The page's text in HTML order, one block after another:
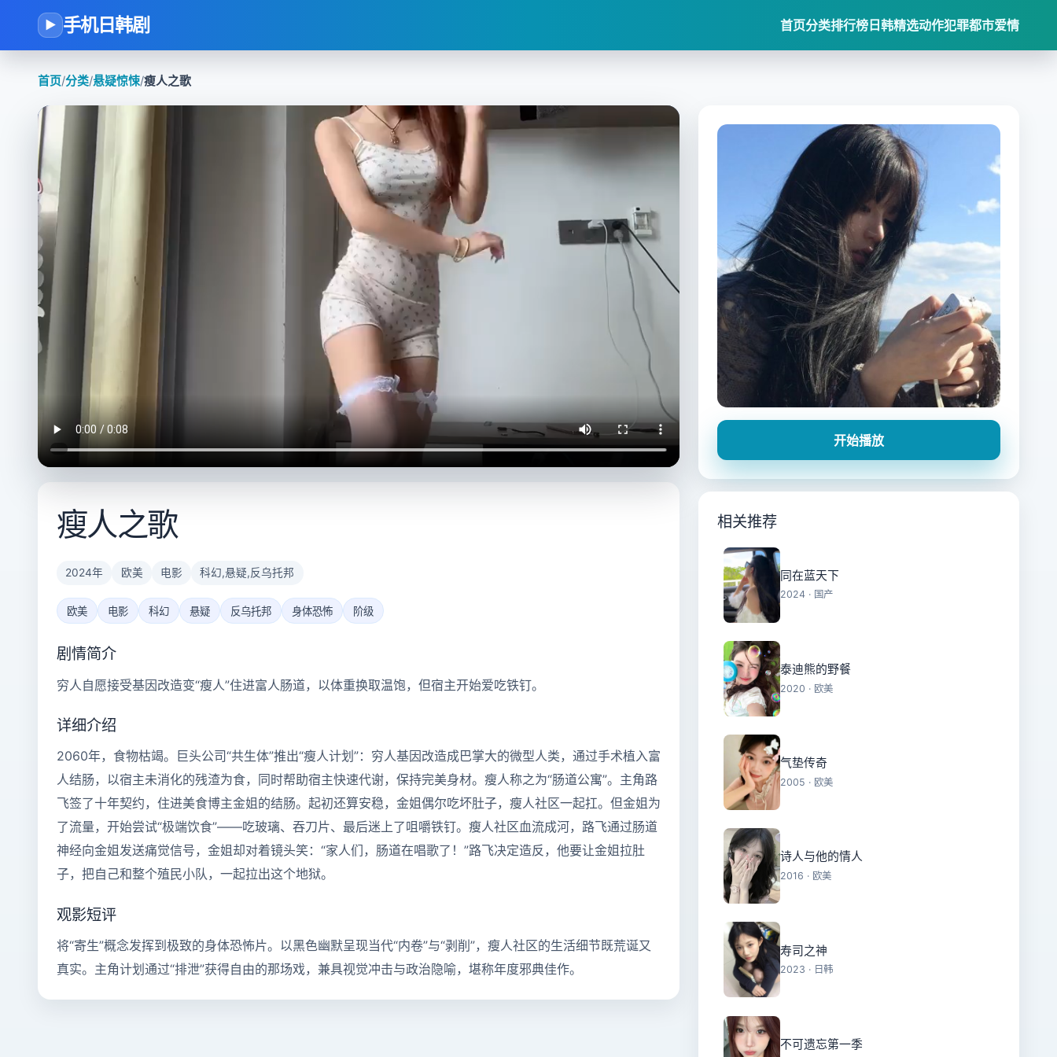
▶ 手机日韩剧 首页分类排行榜 日韩精选动作犯罪都市爱情
首页/分类/悬疑惊悚/瘦人之歌
瘦人之歌
2024年 欧美 电影 科幻,悬疑,反乌托邦
欧美 电影 科幻 悬疑 反乌托邦 身体恐怖 阶级
剧情简介
穷人自愿接受基因改造变“瘦人”住进富人肠道，以体重换取温饱，但宿主开始爱吃铁钉。
详细介绍
2060年，食物枯竭。巨头公司“共生体”推出“瘦人计划”：穷人基因改造成巴掌大的微型人类，通过手术植入富
人结肠，以宿主未消化的残渣为食，同时帮助宿主快速代谢，保持完美身材。瘦人称之为“肠道公寓”。主角路
飞签了十年契约，住进美食博主金姐的结肠。起初还算安稳，金姐偶尔吃坏肚子，瘦人社区一起扛。但金姐为
了流量，开始尝试“极端饮食”——吃玻璃、吞刀片、最后迷上了咀嚼铁钉。瘦人社区血流成河，路飞通过肠道
神经向金姐发送痛觉信号，金姐却对着镜头笑：“家人们，肠道在唱歌了！”路飞决定造反，他要让金姐拉肚
子，把自己和整个殖民小队，一起拉出这个地狱。
观影短评
将“寄生”概念发挥到极致的身体恐怖片。以黑色幽默呈现当代“内卷”与“剥削”，瘦人社区的生活细节既荒诞又
真实。主角计划通过“排泄”获得自由的那场戏，兼具视觉冲击与政治隐喻，堪称年度邪典佳作。
开始播放
相关推荐
同在蓝天下
2024 · 国产
泰迪熊的野餐
2020 · 欧美
气垫传奇
2005 · 欧美
诗人与他的情人
2016 · 欧美
寿司之神
2023 · 日韩
不可遗忘第一季